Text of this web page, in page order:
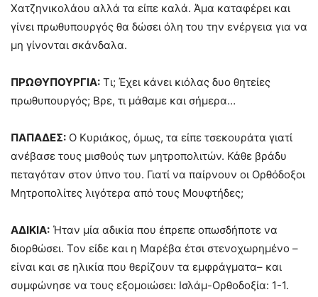
Χατζηνικολάου αλλά τα είπε καλά. Άμα καταφέρει και
γίνει πρωθυπουργός θα δώσει όλη του την ενέργεια για να
μη γίνονται σκάνδαλα.
ΠΡΩΘΥΠΟΥΡΓΙΑ: Τι; Έχει κάνει κιόλας δυο θητείες
πρωθυπουργός; Βρε, τι μάθαμε και σήμερα…
ΠΑΠΑΔΕΣ: Ο Κυριάκος, όμως, τα είπε τσεκουράτα γιατί
ανέβασε τους μισθούς των μητροπολιτών. Κάθε βράδυ
πεταγόταν στον ύπνο του. Γιατί να παίρνουν οι Ορθόδοξοι
Μητροπολίτες λιγότερα από τους Μουφτήδες;
ΑΔΙΚΙΑ: Ήταν μία αδικία που έπρεπε οπωσδήποτε να
διορθώσει. Τον είδε και η Μαρέβα έτσι στενοχωρημένο –
είναι και σε ηλικία που θερίζουν τα εμφράγματα– και
συμφώνησε να τους εξομοιώσει: Ισλάμ-Ορθοδοξία: 1-1.